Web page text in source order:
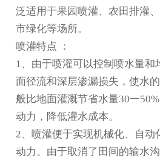
泛适用于果园喷灌、农田排灌
市绿化等场所。
喷灌特点 ：
1、由于喷灌可以控制喷水量和
面径流和深层渗漏损失，使水
般比地面灌溉节省水量30一
动力，降低灌水成本。
2、喷灌便于实现机械化、自动
动力。由于取消了田间的输水